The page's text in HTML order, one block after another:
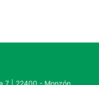
7 | 22400 - Monzón